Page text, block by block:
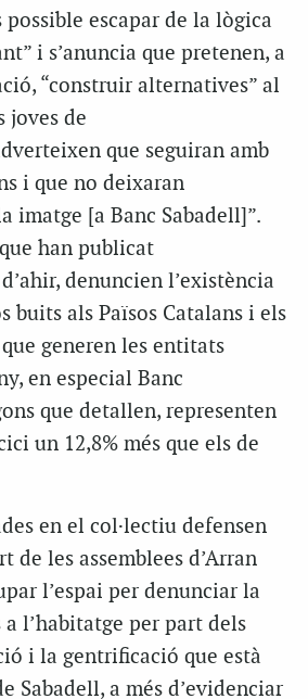
escapar de la lògica
i s’anuncia que pretenen, a
“construir alternatives” al
joves de
que seguiran amb
i que no deixaran
imatge [a Banc Sabadell]”.
han publicat
denuncien l’existència
buits als Països Catalans i els
generen les entitats
en especial Banc
que detallen, representen
un 12,8% més que els de
en el col·lectiu defensen
de les assemblees d’Arran
l’espai per denunciar la
l’habitatge per part dels
i la gentrificació que està
Sabadell, a més d’evidenciar